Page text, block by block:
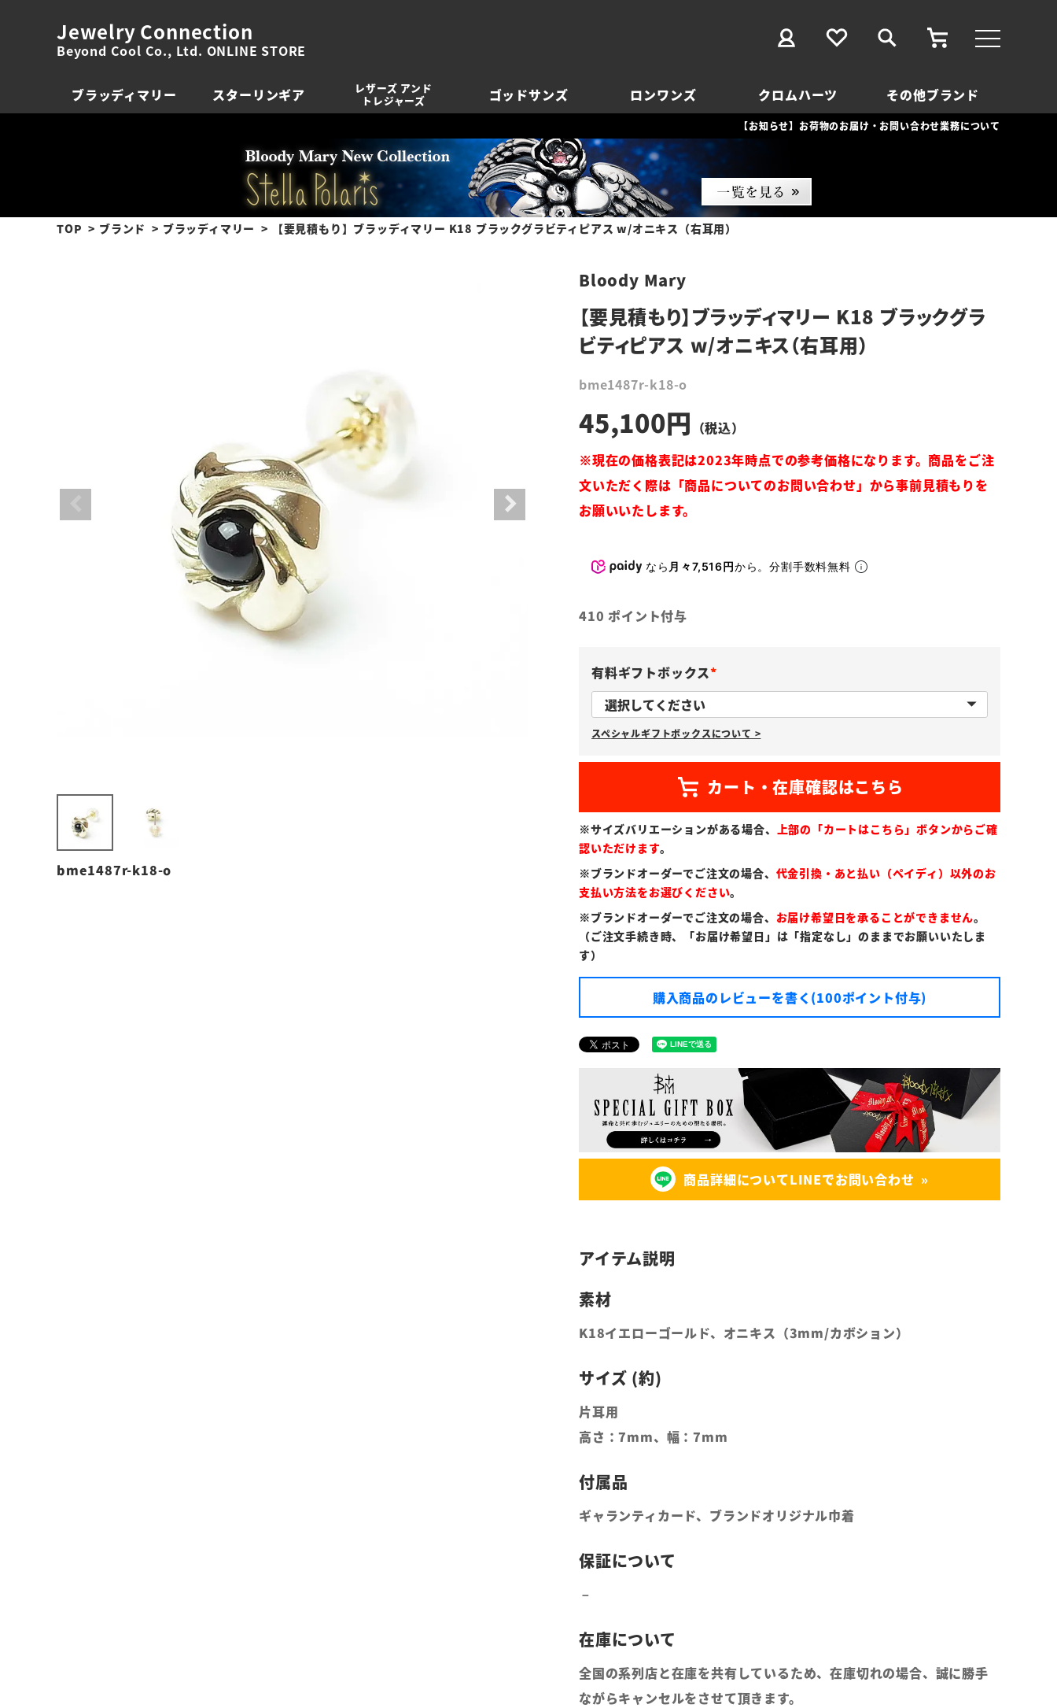
Jewelry Connection
Beyond Cool Co., Ltd. ONLINE STORE
ブラッディマリー スターリンギア
レザーズ アンド
トレジャーズ
ゴッドサンズ ロンワンズ クロムハーツ その他ブランド
【お知らせ】お荷物のお届け・お問い合わせ業務について
TOP ブランド ブラッディマリー 【要見積もり】ブラッディマリー K18 ブラックグラビティピアス w/オニキス（右耳用）
bme1487r-k18-o
Bloody Mary
【要見積もり】ブラッディマリー K18 ブラックグラ
ビティピアス w/オニキス（右耳用）
bme1487r-k18-o
45,100
なら 月々7,516円から。分割手数料無料
410 ポイント付与
有料ギフトボックス
(
必
スペシャルギフトボックスについて >
※サイズバリエーションがある場合、
上部の「カートはこちら」ボタンからご確
認いただけます。
※ブランドオーダーでご注文の場合、 代金引換・あと払い（ペイディ）以外のお
支払い方法をお選びください。
※ブランドオーダーでご注文の場合、 お届け希望日を承ることができません。
（ご注文手続き時、「お届け希望日」は「指定なし」のままでお願いいたしま
す）
購入商品のレビューを書く(100ポイント付与)
商品詳細についてLINEでお問い合わせ
K18イエローゴールド、オニキス（3mm/カボション）
片耳用
高さ：7mm、幅：7mm
ギャランティカード、ブランドオリジナル巾着
全国の系列店と在庫を共有しているため、在庫切れの場合、誠に勝手
ながらキャンセルをさせて頂きます。